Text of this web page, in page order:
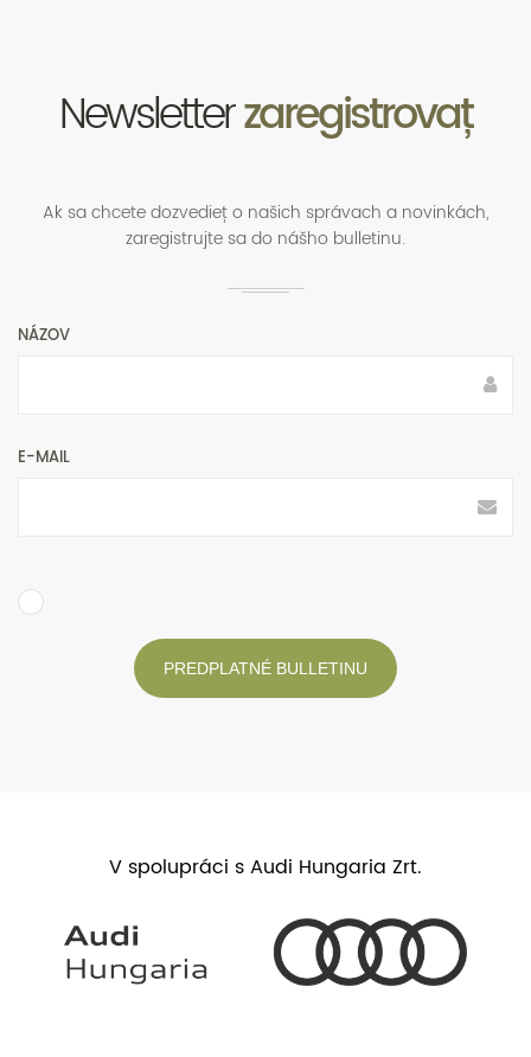
Newsletterzaregistrovať
Ak sa chcete dozvedieť o našich správach a novinkách,
zaregistrujte sa do nášho bulletinu.
NÁZOV
E-MAIL
PREDPLATNÉ BULLETINU
V spolupráci s Audi Hungaria Zrt.